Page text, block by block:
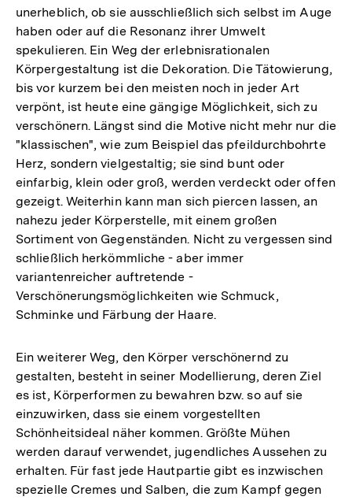
unerheblich, ob sie ausschließlich sich selbst im Auge
haben oder auf die Resonanz ihrer Umwelt
spekulieren. Ein Weg der erlebnisrationalen
Körpergestaltung ist die Dekoration. Die Tätowierung,
bis vor kurzem bei den meisten noch in jeder Art
verpönt, ist heute eine gängige Möglichkeit, sich zu
verschönern. Längst sind die Motive nicht mehr nur die
"klassischen", wie zum Beispiel das pfeildurchbohrte
Herz, sondern vielgestaltig; sie sind bunt oder
einfarbig, klein oder groß, werden verdeckt oder offen
gezeigt. Weiterhin kann man sich piercen lassen, an
nahezu jeder Körperstelle, mit einem großen
Sortiment von Gegenständen. Nicht zu vergessen sind
schließlich herkömmliche - aber immer
variantenreicher auftretende -
Verschönerungsmöglichkeiten wie Schmuck,
Schminke und Färbung der Haare.
Ein weiterer Weg, den Körper verschönernd zu
gestalten, besteht in seiner Modellierung, deren Ziel
es ist, Körperformen zu bewahren bzw. so auf sie
einzuwirken, dass sie einem vorgestellten
Schönheitsideal näher kommen. Größte Mühen
werden darauf verwendet, jugendliches Aussehen zu
erhalten. Für fast jede Hautpartie gibt es inzwischen
spezielle Cremes und Salben, die zum Kampf gegen